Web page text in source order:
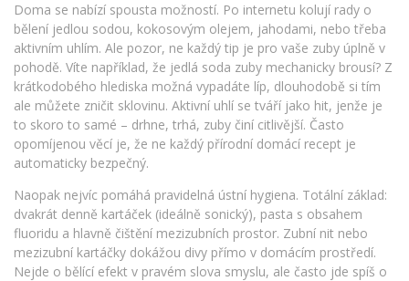
Doma se nabízí spousta možností. Po internetu kolují rady o
bělení jedlou sodou, kokosovým olejem, jahodami, nebo třeba
aktivním uhlím. Ale pozor, ne každý tip je pro vaše zuby úplně v
pohodě. Víte například, že jedlá soda zuby mechanicky brousí? Z
krátkodobého hlediska možná vypadáte líp, dlouhodobě si tím
ale můžete zničit sklovinu. Aktivní uhlí se tváří jako hit, jenže je
to skoro to samé – drhne, trhá, zuby činí citlivější. Často
opomíjenou věcí je, že ne každý přírodní domácí recept je
automaticky bezpečný.
Naopak nejvíc pomáhá pravidelná ústní hygiena. Totální základ:
dvakrát denně kartáček (ideálně sonický), pasta s obsahem
fluoridu a hlavně čištění mezizubních prostor. Zubní nit nebo
mezizubní kartáčky dokážou divy přímo v domácím prostředí.
Nejde o bělící efekt v pravém slova smyslu, ale často jde spíš o